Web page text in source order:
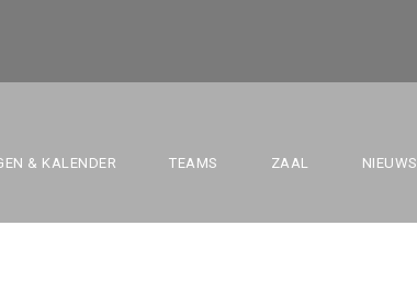
& KALENDER TEAMS ZAAL NIEUWS